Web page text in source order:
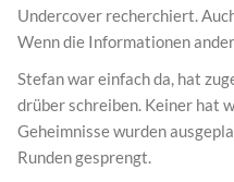
Undercover recherchiert.
Wenn die Informationen
Stefan war einfach da, hat
drüber schreiben. Keiner hat
Geheimnisse wurden
Runden gesprengt.